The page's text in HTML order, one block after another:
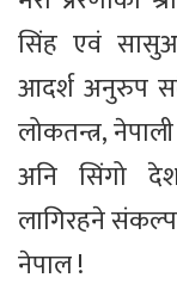
सिंह एवं
आदर्श अनुरुप
लोकतन्त्र,
अनि सिंगो
लागिरहने
नेपाल !